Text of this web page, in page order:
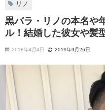
リノ
黒バラ・リノの本名や
ル！結婚した彼女や髪
2018年4月4日 2019年9月26日